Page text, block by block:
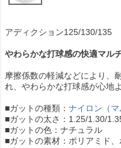
アディクション125/130/135
やわらかな打球感の快適マル
摩擦係数の軽減などにより、
れ、やわらかな打球感が心地
■ガットの種類： ナイロン（マ
■ガットの太さ：1.25/1.30/
■ガットの色：ナチュラル
■ガットの素材：ポリアミド